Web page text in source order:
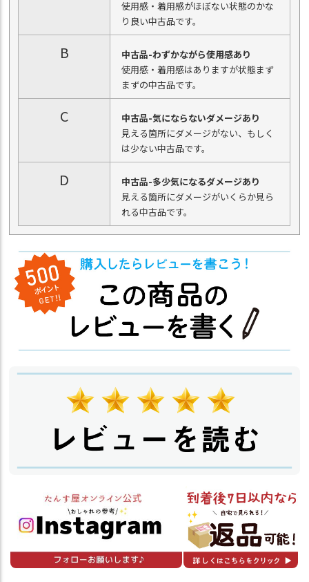
使用感・着用感がほぼない状態のかな
り良い中古品です。
B
中古品-わずかながら使用感あり
使用感・着用感はありますが状態まず
まずの中古品です。
C
中古品-気にならないダメージあり
見える箇所にダメージがない、もしく
は少ない中古品です。
D
中古品-多少気になるダメージあり
見える箇所にダメージがいくらか見ら
れる中古品です。